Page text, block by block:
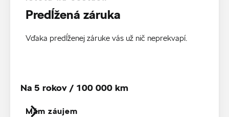
Predĺžená záruka
Vďaka predĺženej záruke vás už nič neprekvapí.
Mám záujem
Na 5 rokov / 100 000 km